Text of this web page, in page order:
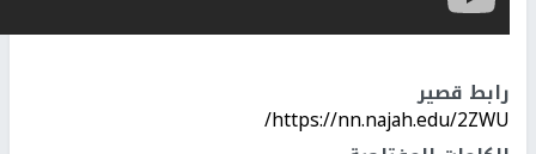
رابط قصير
https://nn.najah.edu/2ZWU/